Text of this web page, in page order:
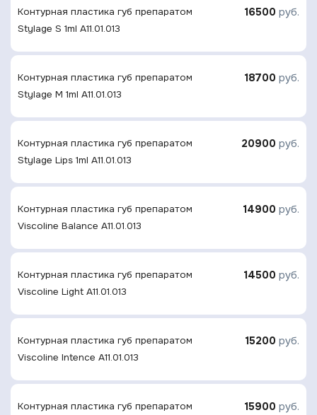
Контурная плаcтика губ препаратом
Stylage S 1ml A11.01.013
16500 руб.
Контурная плаcтика губ препаратом
Stylage M 1ml A11.01.013
18700 руб.
Контурная плаcтика губ препаратом
Stylage Lips 1ml A11.01.013
20900 руб.
Контурная плаcтика губ препаратом
Viscoline Balance A11.01.013
14900 руб.
Контурная плаcтика губ препаратом
Viscoline Light A11.01.013
14500 руб.
Контурная плаcтика губ препаратом
Viscoline Intence A11.01.013
15200 руб.
Контурная плаcтика губ препаратом
15900 руб.